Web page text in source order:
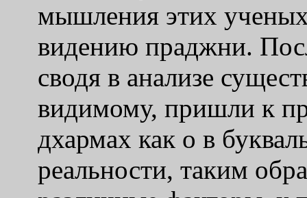
мышления этих
видению праджни.
сводя в анализе
видимому, пришли к
дхармах как о в
реальности, таким